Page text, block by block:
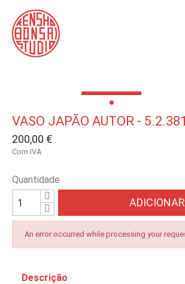
VASO JAPÃO AUTOR - 5.2.381
200,00 €
Com IVA
Quantidade
ADICIONAR
An error occurred while processing your
Descrição